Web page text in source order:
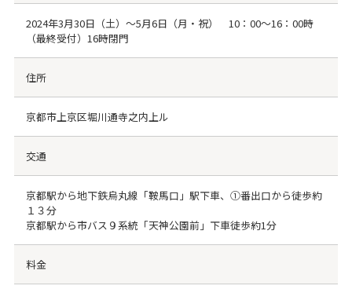
2024年3⽉30⽇（⼟）〜5⽉6⽇（⽉・祝） 10：00〜16：00時
（最終受付）16時閉⾨
住所
京都市上京区堀川通寺之内上ル
交通
京都駅から地下鉄烏丸線「鞍馬口」駅下車、①番出口から徒歩約
１３分
京都駅から市バス９系統「天神公園前」下車徒歩約1分
料金